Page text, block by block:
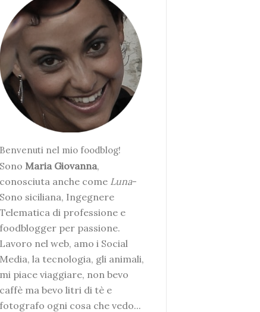
Benvenuti nel mio foodblog!
Sono Maria Giovanna,
conosciuta anche come Luna-
Sono siciliana, Ingegnere
Telematica di professione e
foodblogger per passione.
Lavoro nel web, amo i Social
Media, la tecnologia, gli animali,
mi piace viaggiare, non bevo
caffè ma bevo litri di tè e
fotografo ogni cosa che vedo...